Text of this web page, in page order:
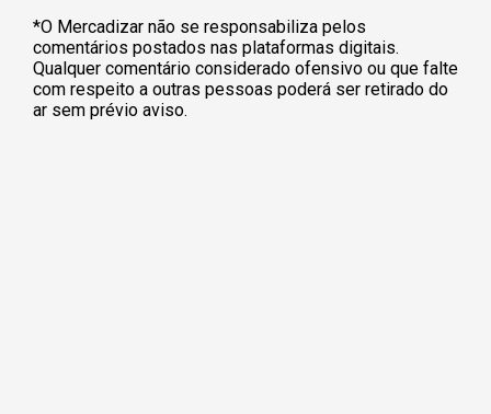
*O Mercadizar não se responsabiliza pelos
comentários postados nas plataformas digitais.
Qualquer comentário considerado ofensivo ou que falte
com respeito a outras pessoas poderá ser retirado do
ar sem prévio aviso.